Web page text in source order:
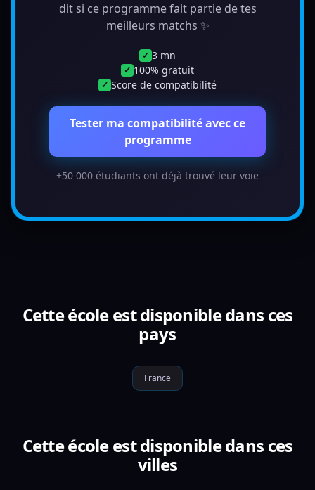
dit si ce programme fait partie de tes
meilleurs matchs ✨
✓ 3 mn
✓ 100% gratuit
✓ Score de compatibilité
Tester ma compatibilité avec ce
programme
+50 000 étudiants ont déjà trouvé leur voie
Cette école est disponible dans ces
pays
France
Cette école est disponible dans ces
villes